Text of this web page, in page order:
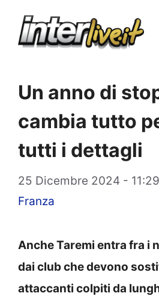
Un anno di
cambia tutto
tutti i dettagli
25 Dicembre 2024 - 11:29
Franza
Anche Taremi entra fra i
dai club che devono
attaccanti colpiti da